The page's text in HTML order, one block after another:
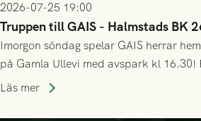
2026-07-25 19:00
Truppen till GAIS - Halmstads BK
Imorgon söndag spelar GAIS herrar
på Gamla Ullevi med avspark kl 16.30!
ledarstaben har tagit ut följande trupp
Läs mer